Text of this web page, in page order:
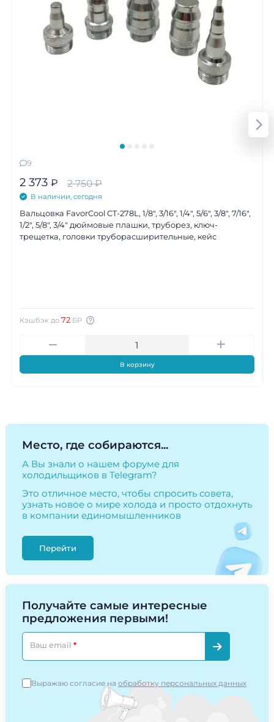
9
2 373 ₽ 2 750₽
В наличии, сегодня
Вальцовка FavorCool CT-278L, 1/8", 3/16", 1/4", 5/6", 3/8", 7/16",
1/2", 5/8", 3/4" дюймовые плашки, труборез, ключ-
трещетка, головки труборасширительные, кейс
Кэшбэк до 72 БР
В корзину
Место, где собираются...
А Вы знали о нашем форуме для
холодильщиков в Telegram?
Это отличное место, чтобы спросить совета,
узнать новое о мире холода и просто отдохнуть
в компании единомышленников
Перейти
Получайте самые интересные
предложения первыми!
Ваш email
Выражаю согласие на обработку персональных данных